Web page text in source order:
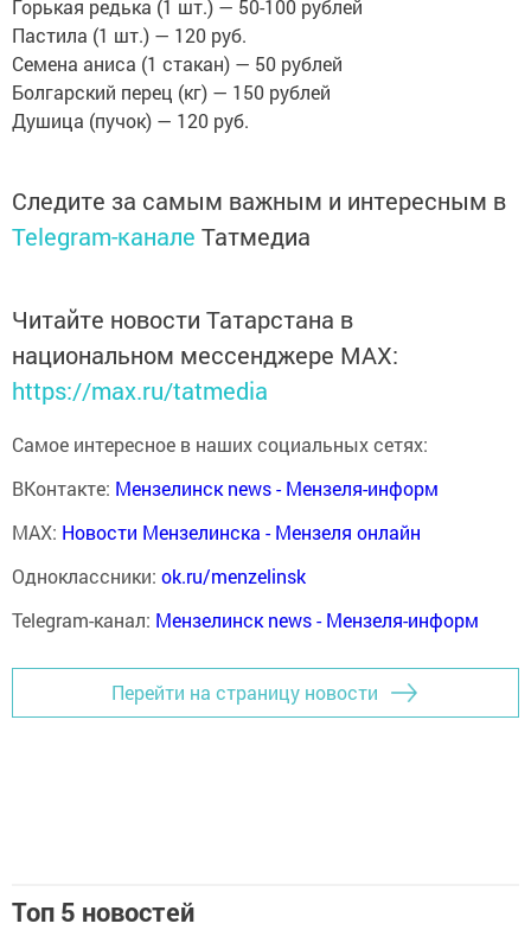
Горькая редька (1 шт.) — 50-100 рублей
Пастила (1 шт.) — 120 руб.
Семена аниса (1 стакан) — 50 рублей
Болгарский перец (кг) — 150 рублей
Душица (пучок) — 120 руб.
Следите за самым важным и интересным в
Telegram-канале Татмедиа
Читайте новости Татарстана в
национальном мессенджере MАХ:
https://max.ru/tatmedia
Самое интересное в наших социальных сетях:
ВКонтакте: Мензелинск news - Мензеля-информ
MAX: Новости Мензелинска - Мензеля онлайн
Одноклассники: ok.ru/menzelinsk
Telegram-канал: Мензелинск news - Мензеля-информ
Перейти на страницу новости
Топ 5 новостей